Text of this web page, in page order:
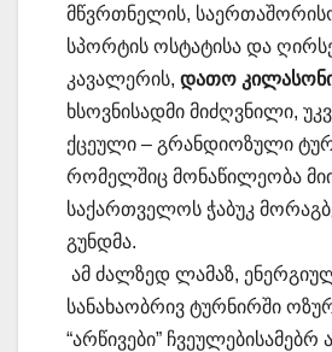
მწვრთნელის,
სპორტის ოსტატისა და
კავალერის, დათო
ხსოვნისადმი მიძღვნილი,
ქცეული – გრანდიოზული
რომელშიც მონაწილეობა
საქართველოს ჭაბუკ
გუნდმა.
ამ ძალზედ ლამაზ,
სანახაობრივ ტურნირში
“არწივები” ჩვეულებისამებრ